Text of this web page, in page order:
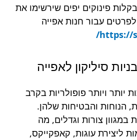
בקלות פינוקים יפים שירשימו את
עבור חנות אפייה
https://
סיליקון לאפייה
יותר ויותר פופולריות בקרב
הנוחות והבטיחות שלהן.
במגוון צורות וגדלים, מה
ליצירת עוגות, קאפקייקס,